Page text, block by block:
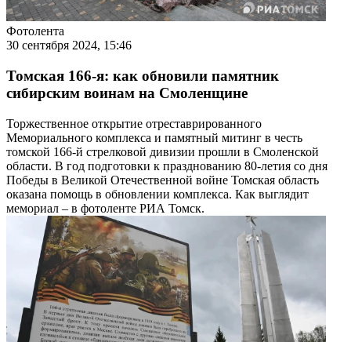
Фотолента
30 сентября 2024, 15:46
Томская 166-я: как обновили памятник
сибирским воинам на Смоленщине
Торжественное открытие отреставрированного
Мемориального комплекса и памятный митинг в честь
томской 166-й стрелковой дивизии прошли в Смоленской
области. В год подготовки к празднованию 80-летия со дня
Победы в Великой Отечественной войне Томская область
оказана помощь в обновлении комплекса. Как выглядит
мемориал – в фотоленте РИА Томск.